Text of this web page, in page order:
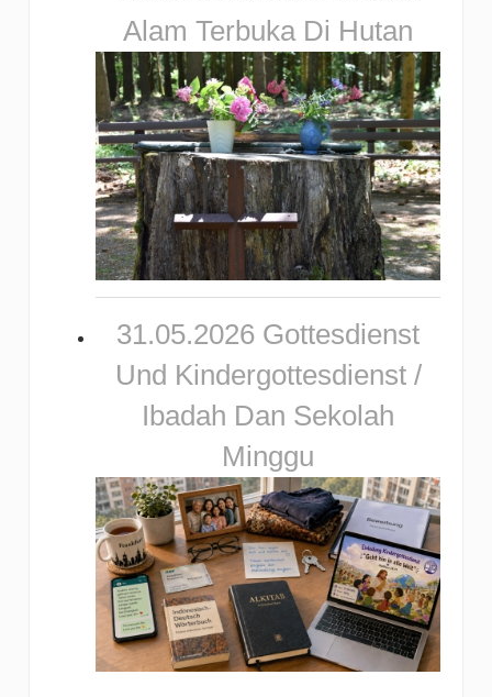
Alam Terbuka Di Hutan
31.05.2026 Gottesdienst
Und Kindergottesdienst /
Ibadah Dan Sekolah
Minggu